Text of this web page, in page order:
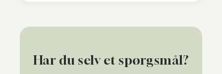
Har du selv et spørgsmål?